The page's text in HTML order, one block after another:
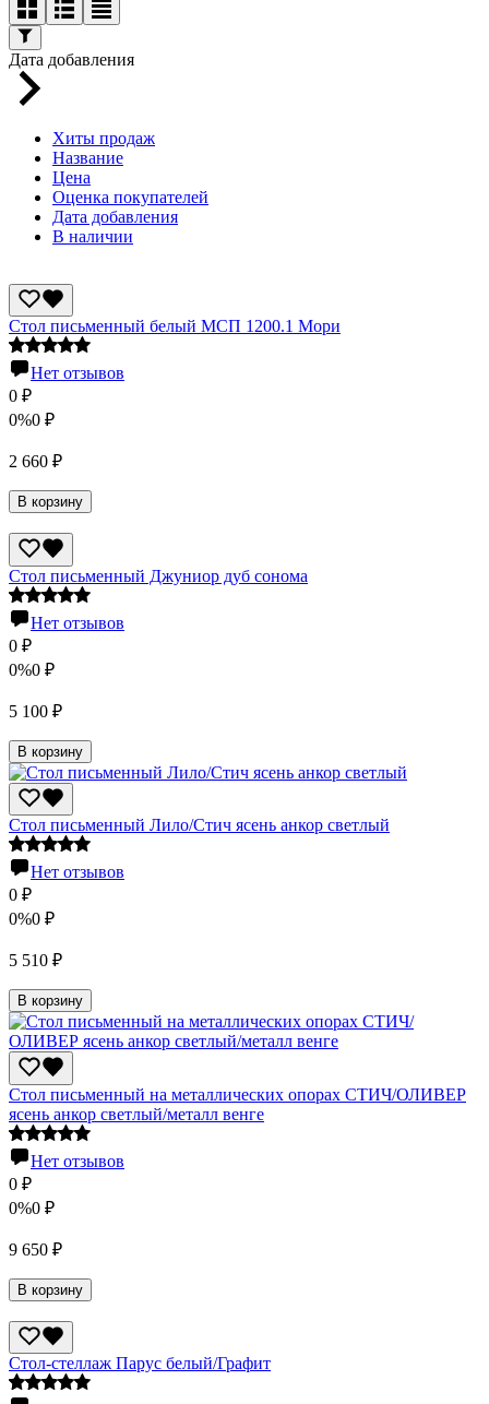
Дата добавления
Хиты продаж
Название
Цена
Оценка покупателей
Дата добавления
В наличии
Стол письменный белый МСП 1200.1 Мори
Нет отзывов
0 ₽
0%0 ₽
2 660 ₽
В корзину
Стол письменный Джуниор дуб сонома
Нет отзывов
0 ₽
0%0 ₽
5 100 ₽
В корзину
Стол письменный Лило/Стич ясень анкор светлый
Нет отзывов
0 ₽
0%0 ₽
5 510 ₽
В корзину
Стол письменный на металлических опорах СТИЧ/ОЛИВЕР
ясень анкор светлый/металл венге
Нет отзывов
0 ₽
0%0 ₽
9 650 ₽
В корзину
Стол-стеллаж Парус белый/Графит